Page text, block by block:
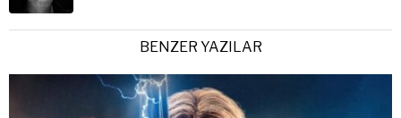
BENZER YAZILAR